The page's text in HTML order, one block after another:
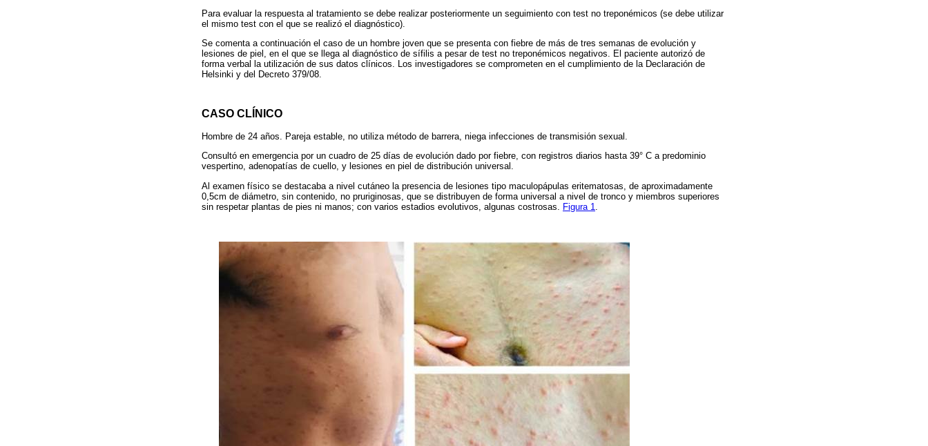
Para evaluar la respuesta al tratamiento se debe realizar posteriormente un seguimiento con test no treponémicos (se debe utilizar
el mismo test con el que se realizó el diagnóstico).
Se comenta a continuación el caso de un hombre joven que se presenta con fiebre de más de tres semanas de evolución y
lesiones de piel, en el que se llega al diagnóstico de sífilis a pesar de test no treponémicos negativos. El paciente autorizó de
forma verbal la utilización de sus datos clínicos. Los investigadores se comprometen en el cumplimiento de la Declaración de
Helsinki y del Decreto 379/08.
CASO CLÍNICO
Hombre de 24 años. Pareja estable, no utiliza método de barrera, niega infecciones de transmisión sexual.
Consultó en emergencia por un cuadro de 25 días de evolución dado por fiebre, con registros diarios hasta 39° C a predominio
vespertino, adenopatías de cuello, y lesiones en piel de distribución universal.
Al examen físico se destacaba a nivel cutáneo la presencia de lesiones tipo maculopápulas eritematosas, de aproximadamente
0,5cm de diámetro, sin contenido, no pruriginosas, que se distribuyen de forma universal a nivel de tronco y miembros superiores
sin respetar plantas de pies ni manos; con varios estadios evolutivos, algunas costrosas. Figura 1